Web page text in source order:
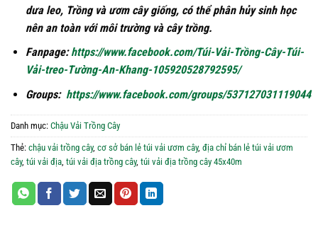
dưa leo, Trồng và ươm cây giống, có thể phân hủy sinh học
nên an toàn với môi trường và cây trồng.
Fanpage:https://www.facebook.com/Túi-Vải-Trồng-Cây-Túi-
Vải-treo-Tường-An-Khang-105920528792595/
Groups: https://www.facebook.com/groups/537127031119044
Danh mục: Chậu Vải Trồng Cây
Thẻ: chậu vải trồng cây, cơ sở bán lẻ túi vải ươm cây, địa chỉ bán lẻ túi vải ươm
cây, túi vải địa túi vải địa trồng cây, túi vải địa trồng cây 45x40m